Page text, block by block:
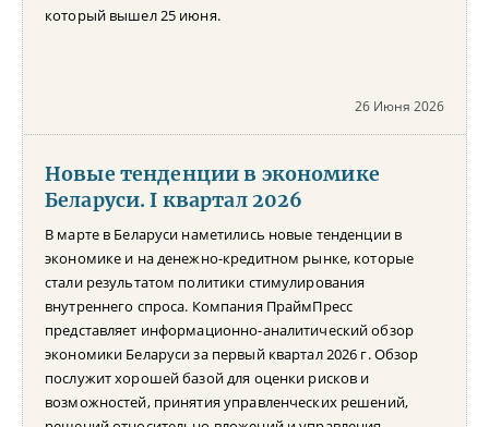
который вышел 25 июня.
26 Июня 2026
Новые тенденции в экономике
Беларуси. I квартал 2026
В марте в Беларуси наметились новые тенденции в
экономике и на денежно-кредитном рынке, которые
стали результатом политики стимулирования
внутреннего спроса. Компания ПраймПресс
представляет информационно-аналитический обзор
экономики Беларуси за первый квартал 2026 г. Обзор
послужит хорошей базой для оценки рисков и
возможностей, принятия управленческих решений,